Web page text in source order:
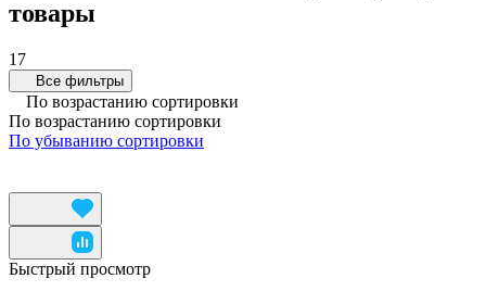
товары
17
Все фильтры
По возрастанию сортировки
По возрастанию сортировки
По убыванию сортировки
Быстрый просмотр